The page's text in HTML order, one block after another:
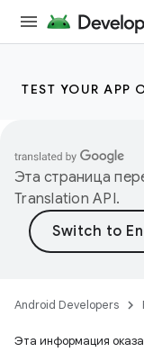
TEST YOUR APP
Эта страница
Translation API.
Android Developers
Эта информация